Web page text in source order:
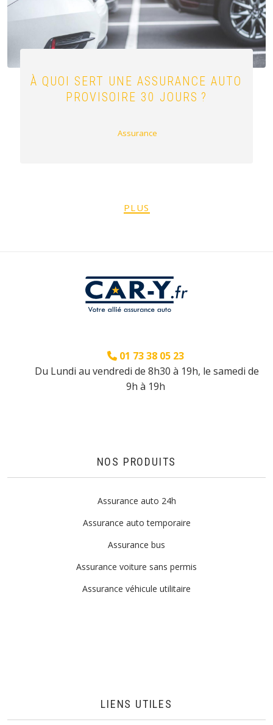
À QUOI SERT UNE ASSURANCE AUTO
PROVISOIRE 30 JOURS ?
Assurance
PLUS
01 73 38 05 23
Du Lundi au vendredi de 8h30 à 19h, le samedi de
9h à 19h
NOS PRODUITS
Assurance auto 24h
Assurance auto temporaire
Assurance bus
Assurance voiture sans permis
Assurance véhicule utilitaire
LIENS UTILES